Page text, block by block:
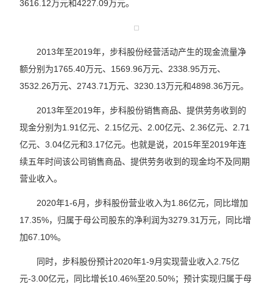
3616.12万元和4227.09万元。
2013年至2019年，步科股份经营活动产生的现金流量净
额分别为1765.40万元、1569.96万元、2338.95万元、
3532.26万元、2743.71万元、3230.13万元和4898.36万元。
2013年至2019年，步科股份销售商品、提供劳务收到的
现金分别为1.91亿元、2.15亿元、2.00亿元、2.36亿元、2.71
亿元、3.04亿元和3.17亿元。也就是说，2015年至2019年连
续五年时间该公司销售商品、提供劳务收到的现金均不及同期
营业收入。
2020年1-6月，步科股份营业收入为1.86亿元，同比增加
17.35%，归属于母公司股东的净利润为3279.31万元，同比增
加67.10%。
同时，步科股份预计2020年1-9月实现营业收入2.75亿
元-3.00亿元，同比增长10.46%至20.50%；预计实现归属于母